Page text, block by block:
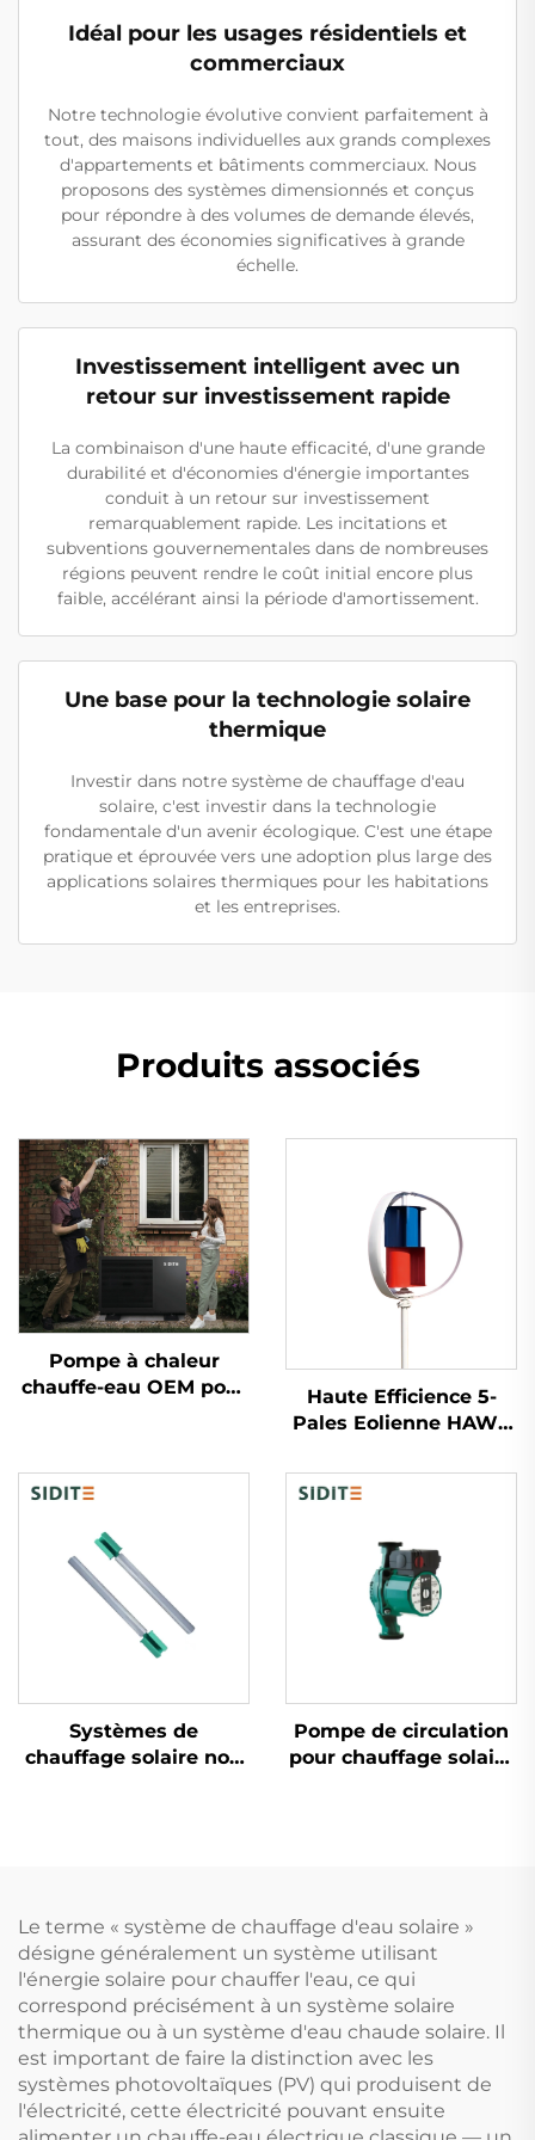
Idéal pour les usages résidentiels et
commerciaux
Notre technologie évolutive convient parfaitement à
tout, des maisons individuelles aux grands complexes
d'appartements et bâtiments commerciaux. Nous
proposons des systèmes dimensionnés et conçus
pour répondre à des volumes de demande élevés,
assurant des économies significatives à grande
échelle.
Investissement intelligent avec un
retour sur investissement rapide
La combinaison d'une haute efficacité, d'une grande
durabilité et d'économies d'énergie importantes
conduit à un retour sur investissement
remarquablement rapide. Les incitations et
subventions gouvernementales dans de nombreuses
régions peuvent rendre le coût initial encore plus
faible, accélérant ainsi la période d'amortissement.
Une base pour la technologie solaire
thermique
Investir dans notre système de chauffage d'eau
solaire, c'est investir dans la technologie
fondamentale d'un avenir écologique. C'est une étape
pratique et éprouvée vers une adoption plus large des
applications solaires thermiques pour les habitations
et les entreprises.
Produits associés
Pompe à chaleur
chauffe-eau OEM pour
pour système de
R290 R410a R32
Haute Efficience 5-
Pales Eolienne HAWT
Aluminium Moulé
Suivi Intelligent pour
d'Énergie Éolienne
Systèmes de
chauffage solaire non
évacués Coût réduit
pour l'eau
Pompe de circulation
pour chauffage solaire
systèmes d'eau
chaude
Le terme « système de chauffage d'eau solaire »
désigne généralement un système utilisant
l'énergie solaire pour chauffer l'eau, ce qui
correspond précisément à un système solaire
thermique ou à un système d'eau chaude solaire. Il
est important de faire la distinction avec les
systèmes photovoltaïques (PV) qui produisent de
l'électricité, cette électricité pouvant ensuite